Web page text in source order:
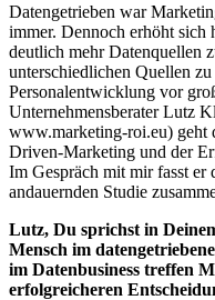
Datengetrieben war
immer. Dennoch erhöht sich
deutlich mehr Datenquellen
unterschiedlichen Quellen
Personalentwicklung vor
Unternehmensberater Lutz
www.marketing-roi.eu) geht
Driven-Marketing und der
Im Gespräch mit mir fasst er
andauernden Studie
Lutz, Du sprichst in
Mensch im
im Datenbusiness treffen
erfolgreicheren